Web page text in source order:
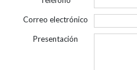
Correo electrónico
Presentación